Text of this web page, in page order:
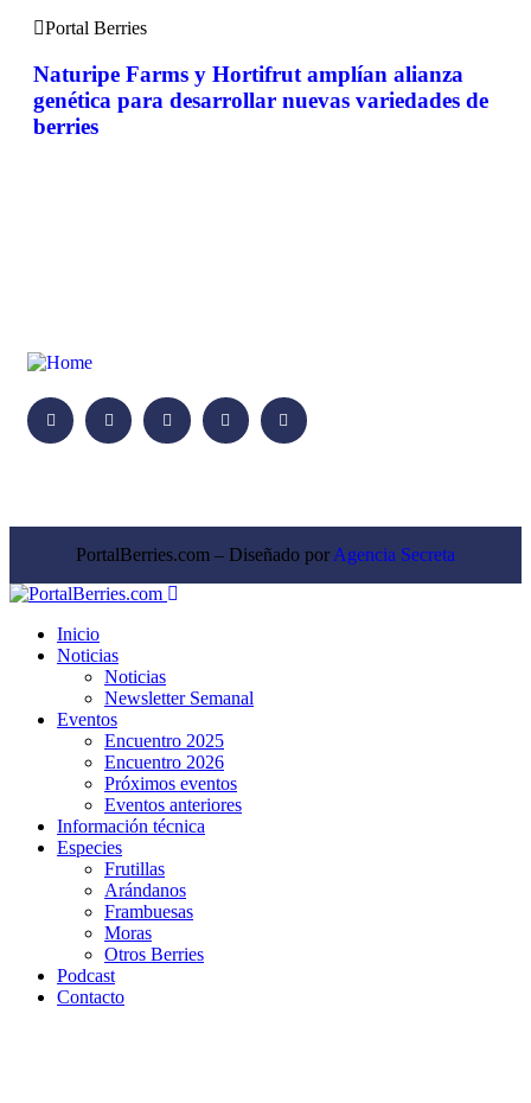
Portal Berries
Naturipe Farms y Hortifrut amplían alianza
genética para desarrollar nuevas variedades de
berries
PortalBerries.com – Diseñado por Agencia Secreta
Inicio
Noticias
Noticias
Newsletter Semanal
Eventos
Encuentro 2025
Encuentro 2026
Próximos eventos
Eventos anteriores
Información técnica
Especies
Frutillas
Arándanos
Frambuesas
Moras
Otros Berries
Podcast
Contacto